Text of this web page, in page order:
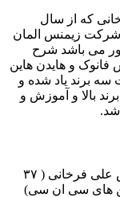
که از سال
شرکت زیمنس المان
می باشد شرح
و هایدن هاین
سه برند یاد شده و
بالا و آموزش و
مهندس علی فرخانی ( ۳۷
های سی ان سی)